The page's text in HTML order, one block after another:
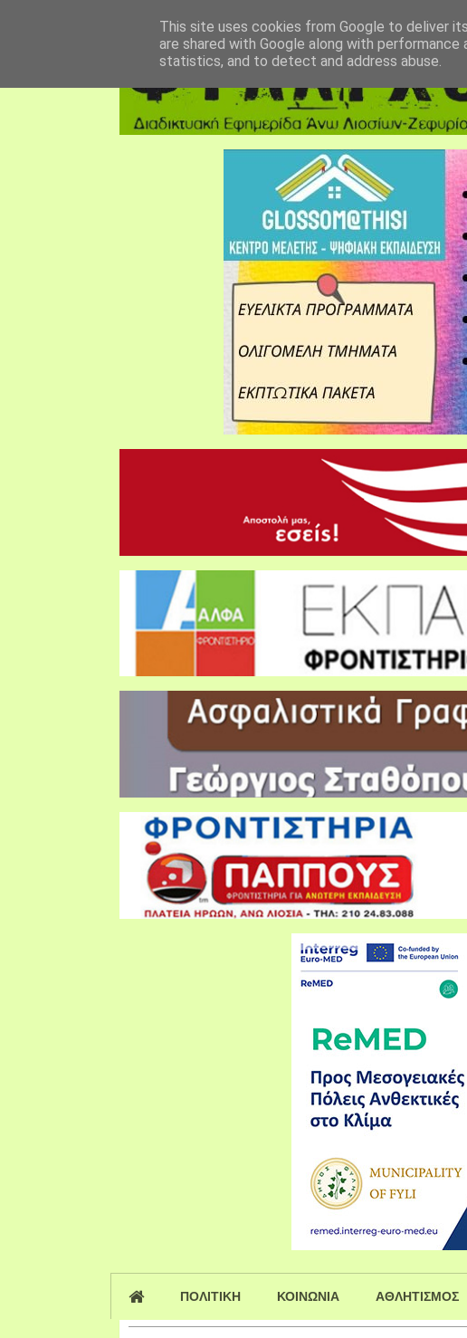
ΠΟΛΙΤΙΚΗ ΚΟΙΝΩΝΙΑ ΑΘΛΗΤΙΣΜΟΣ
This site uses cookies from Google to deliver
are shared with Google along with
statistics, and to detect and address abuse.